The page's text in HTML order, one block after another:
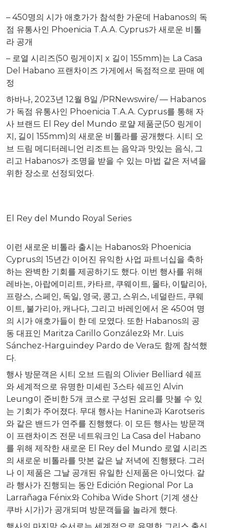
– 450명의 시가 애호가가 참석한 가운데 Habanos의 독
점 유통사인 Phoenicia T.A.A. Cyprus가 새로운 비톨
라 공개
– 로열 시리즈(50 링게이지 x 길이 155mm)는 La Casa
Del Habano 프랜차이즈 가게에서 독점적으로 판매 예
정
하바나, 2023년 12월 8일 /PRNewswire/ — Habanos
가 독점 유통사인 Phoenicia T.A.A. Cyprus를 통해 자
사 브랜드 El Rey del Mundo 로얄 제품군(50 링게이
지, 길이 155mm)의 새로운 비톨라를 공개했다. 시티 오
브 드림 메디터레니언 리조트는 음악과 맛있는 음식, 그
리고 Habanos가 조명을 받을 수 있는 마법 같은 저녁을
위한 장소로 선정되었다.
El Rey del Mundo Royal Series
이런 새로운 비톨라 출시는 Habanos와 Phoenicia
Cyprus의 15년간 이어진 유익한 사업 파트너십을 축하
하는 완벽한 기회를 제공하기도 했다. 이번 행사를 위해
레바논, 아랍에미리트, 카타르, 쿠웨이트, 몰타, 이탈리아,
프랑스, 스페인, 독일, 영국, 콩고, 스위스, 네덜란드, 쿠웨
이트, 불가리아, 캐나다, 그리고 바레인에서 온 450여 명
의 시가 애호가들이 한 데 모였다. 또한 Habanos의 공
동 대표인 Maritza Carillo González와 Mr. Luis
Sánchez-Harguindey Pardo de Vera도 함께 참석했
다.
행사 방문객은 시티 오브 드림의 Olivier Belliard 쉐프
와 세계적으로 유명한 미셰린 3스타 쉐프인 Alvin
Leung이 준비한 5개 코스로 구성된 요리를 맛볼 수 있
는 기회가 주어졌다. 무대 행사는 Hanine과 Karotseris
와 같은 밴드가 연주를 진행했다. 이 모든 행사는 방문객
이 프랜차이즈 전문 네트워크인 La Casa del Habano
를 위해 제작한 새로운 El Rey del Mundo 로열 시리즈
의 새로운 비톨라를 맛본 같은 날 저녁에 진행됐다. 그러
나 이 제품은 그날 공개된 유일한 신제품은 아니었다. 갈
라 행사가 진행되는 동안 Edición Regional Por La
Larrañaga Fénix와 Cohiba Wide Short (기계 생산
쿠바 시가)가 공개되며 방문객들을 놀라게 했다.